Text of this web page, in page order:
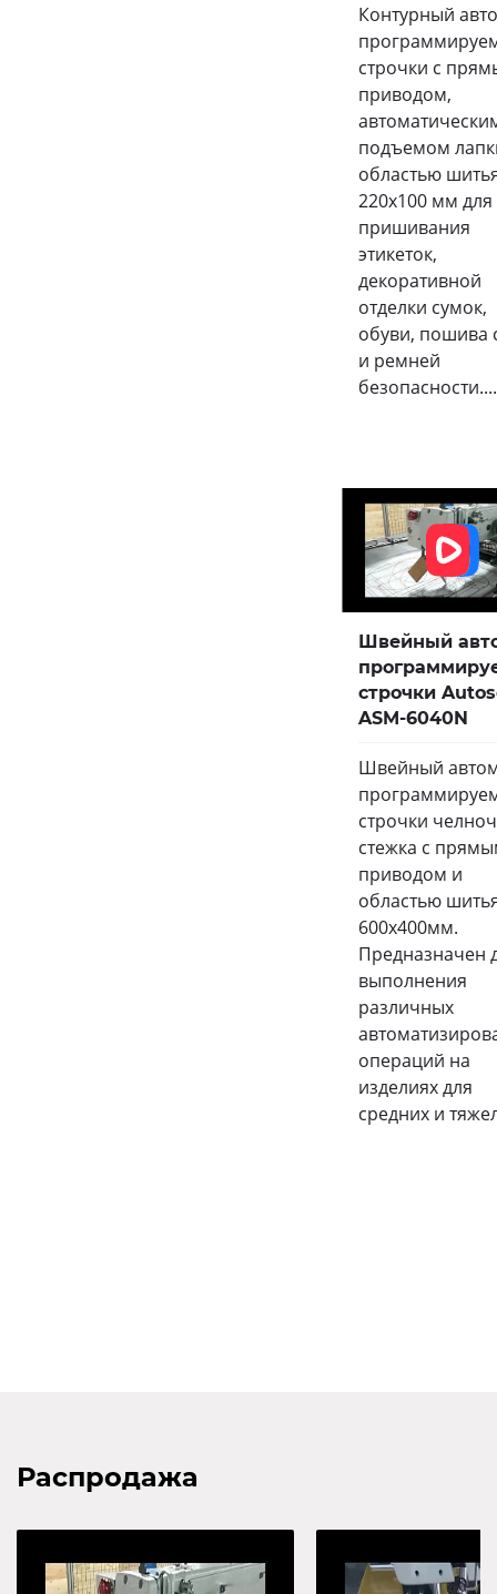
Контурный
строчки с
приводом,
подъемом
областью
220х100 мм для
пришивания
этикеток,
декоративной
отделки сумок,
обуви, пошива
и ремней
безопасности....
Швейный
строчки
ASM-6040N
Швейный
строчки
стежка с
приводом и
областью
600х400мм.
Предназначен
выполнения
различных
операций на
изделиях для
средних и
Распродажа